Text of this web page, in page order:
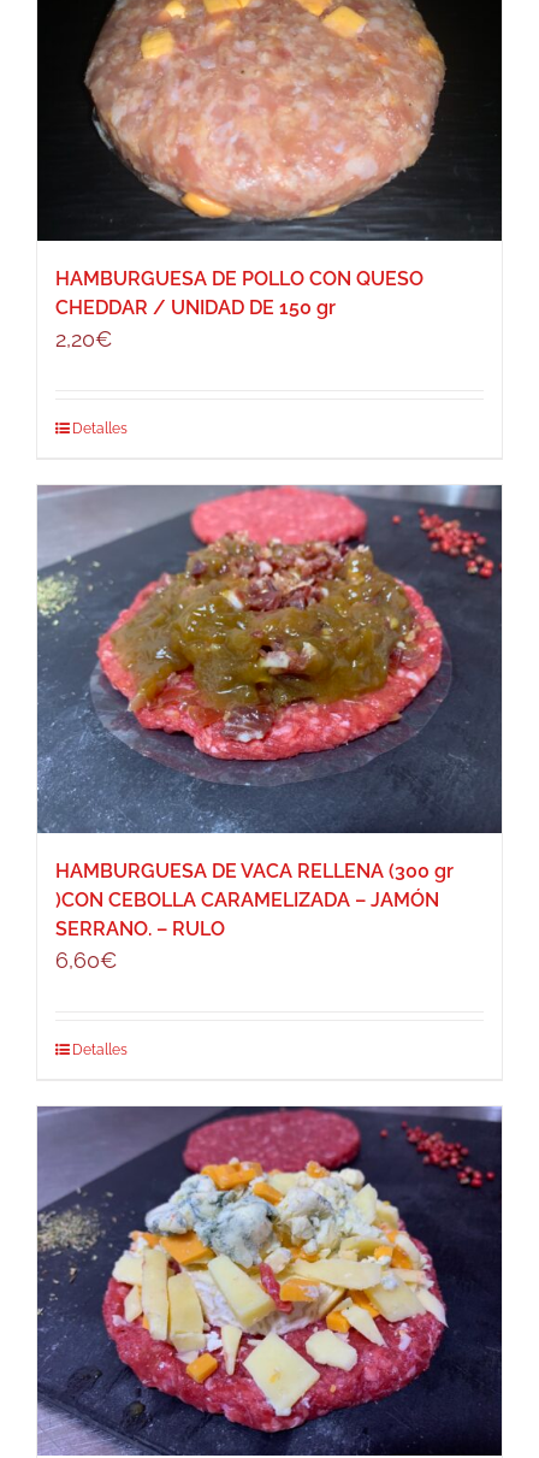
HAMBURGUESA DE POLLO CON QUESO
CHEDDAR / UNIDAD DE 150 gr
2,20€
Detalles
HAMBURGUESA DE VACA RELLENA (300 gr
)CON CEBOLLA CARAMELIZADA – JAMÓN
SERRANO. – RULO
6,60€
Detalles